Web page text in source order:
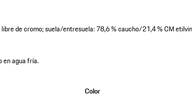
de cromo; suela/entresuela: 78,6 % caucho/21,4 % CM
en agua fría.
Color